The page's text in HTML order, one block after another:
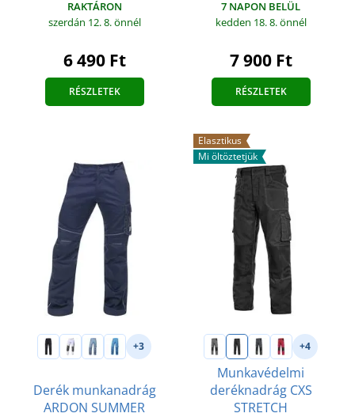
RAKTÁRON
szerdán 12. 8.önnél
6 490 Ft
RÉSZLETEK
7 NAPON BELÜL
kedden 18. 8.önnél
7 900 Ft
RÉSZLETEK
+3
Derék munkanadrág
ARDON SUMMER
Elasztikus
Mi öltöztetjük
+4
Munkavédelmi
deréknadrág CXS
STRETCH